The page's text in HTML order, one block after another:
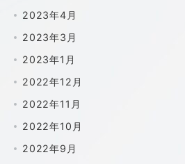
2023年4月
2023年3月
2023年1月
2022年12月
2022年11月
2022年10月
2022年9月